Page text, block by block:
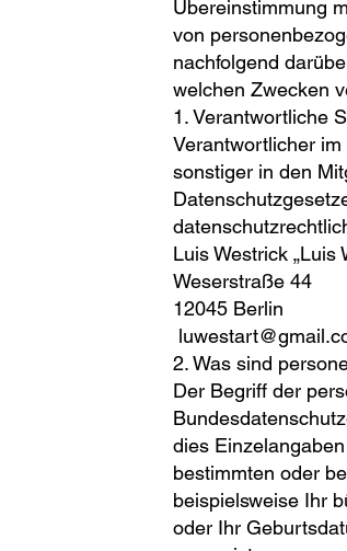
Übereinstimmung
von
nachfolgend
welchen Zwecken
1. Verantwortliche
Verantwortlicher
sonstiger in den
Luis Westrick „Luis
Weserstraße 44
12045 Berlin
2. Was sind
Der Begriff der
dies
bestimmten oder
beispielsweise Ihr
oder Ihr